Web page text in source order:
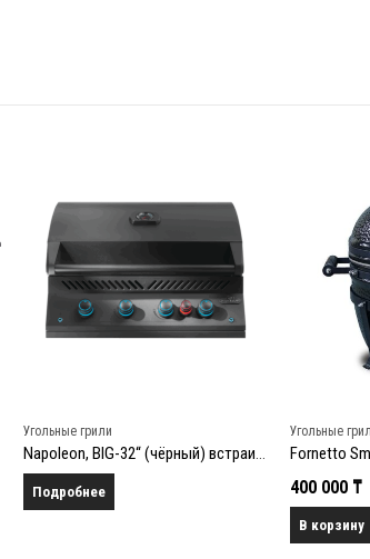
Угольные грили
Napoleon, BIG-32“ (чёрный) встраиваемый газовый гриль
Подробнее
Угольные
400 000 ₸
В корзину